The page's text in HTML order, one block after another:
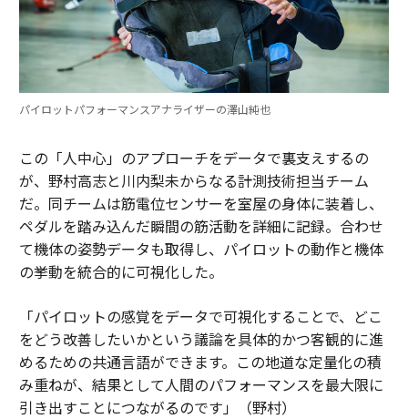
パイロットパフォーマンスアナライザーの澤山純也
この「人中心」のアプローチをデータで裏支えするの
が、野村高志と川内梨未からなる計測技術担当チーム
だ。同チームは筋電位センサーを室屋の身体に装着し、
ペダルを踏み込んだ瞬間の筋活動を詳細に記録。合わせ
て機体の姿勢データも取得し、パイロットの動作と機体
の挙動を統合的に可視化した。
「パイロットの感覚をデータで可視化することで、どこ
をどう改善したいかという議論を具体的かつ客観的に進
めるための共通言語ができます。この地道な定量化の積
み重ねが、結果として人間のパフォーマンスを最大限に
引き出すことにつながるのです」（野村）